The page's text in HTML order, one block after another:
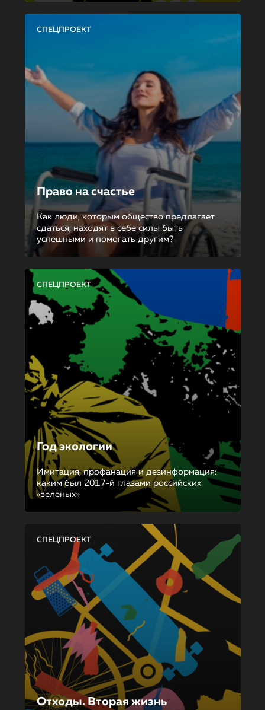
СПЕЦПРОЕКТ
Право на счастье
Как люди, которым общество предлагает
сдаться, находят в себе силы быть
успешными и помогать другим?
СПЕЦПРОЕКТ
Год экологии
Имитация, профанация и дезинформация:
каким был 2017-й глазами российских
«зеленых»
СПЕЦПРОЕКТ
Отходы. Вторая жизнь